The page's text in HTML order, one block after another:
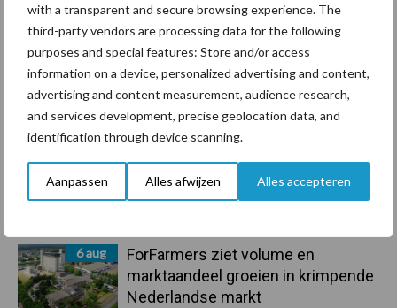
with a transparent and secure browsing experience. The
third-party vendors are processing data for the following
purposes and special features: Store and/or access
information on a device, personalized advertising and content,
advertising and content measurement, audience research,
and services development, precise geolocation data, and
identification through device scanning.
Aanpassen Alles afwijzen Alles accepteren
Primaire
Sidebar
Recent nieuws Partner nieuws
7 aug
Grondstoffenmarkt blijft grillig:
droogte en geopolitiek houden
handel in de greep
7 aug
De speenhuid: een vaak
onderschatte risicofactor voor
mastitis
6 aug
ForFarmers ziet volume en
marktaandeel groeien in krimpende
Nederlandse markt